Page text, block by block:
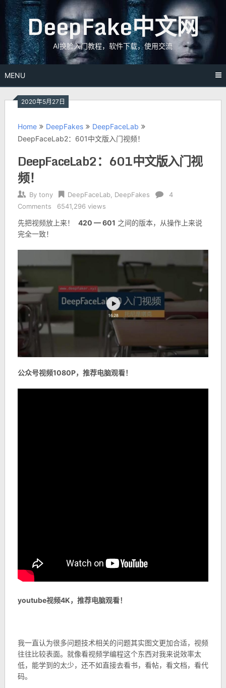
Skip
to
content DeepFake中文网
AI换脸入门教程，软件下载，使用交流
MENU
2020年5月27日
Home DeepFakes
DeepFaceLab
DeepFaceLab2：601中文版入门视频！
DeepFaceLab2：601中文版入门视
频！
By tony DeepFaceLab, DeepFakes
4
Comments
6541,296 views
先把视频放上来！ 420 — 601 之间的版本，从操作上来说
完全一致！
公众号视频1080P，推荐电脑观看！
youtube视频4K，推荐电脑观看！
我一直认为很多问题技术相关的问题其实图文更加合适，视频
往往比较表面。就像看视频学编程这个东西对我来说效率太
低，能学到的太少，还不如直接去看书，看帖，看文档，看代
码。